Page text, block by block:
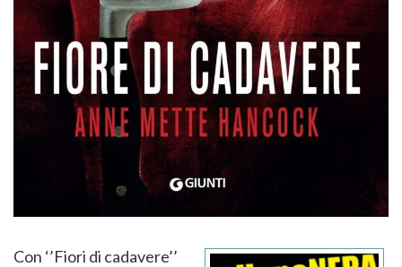
Con ‘’Fiori di cadavere’’